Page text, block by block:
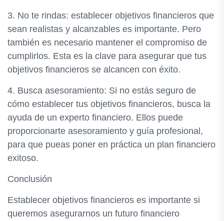
3. No te rindas: establecer objetivos financieros que
sean realistas y alcanzables es importante. Pero
también es necesario mantener el compromiso de
cumplirlos. Esta es la clave para asegurar que tus
objetivos financieros se alcancen con éxito.
4. Busca asesoramiento: Si no estás seguro de
cómo establecer tus objetivos financieros, busca la
ayuda de un experto financiero. Ellos puede
proporcionarte asesoramiento y guía profesional,
para que pueas poner en práctica un plan financiero
exitoso.
Conclusión
Establecer objetivos financieros es importante si
queremos asegurarnos un futuro financiero